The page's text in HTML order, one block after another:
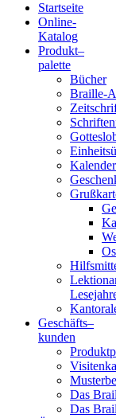
Verlag
Druckerei
gGmbH
Startseite
Online-
Katalog
Produkt–
palette
Bücher
Braille-
Kalender
Geschäfts­–
kunden
Das
Das